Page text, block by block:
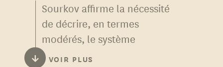
Sourkov affirme la nécessité
de décrire, en termes
modérés, le système
poutinien. Pour lui, c’est un
↓ VOIR PLUS